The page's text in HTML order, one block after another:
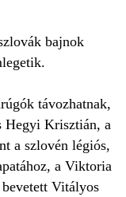
bajnok
távozhatnak,
Hegyi Krisztián, a
a szlovén légiós,
a Viktoria
Vitályos